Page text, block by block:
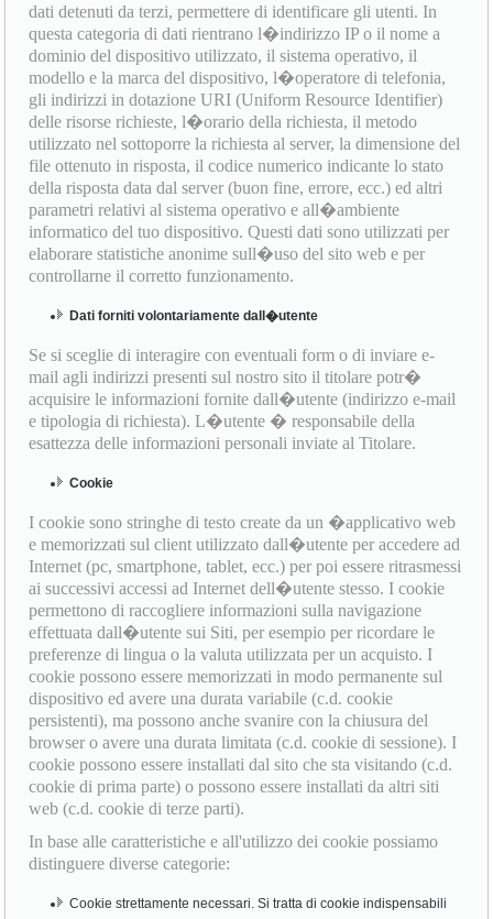
dati detenuti da terzi, permettere di identificare gli utenti. In
questa categoria di dati rientrano l�indirizzo IP o il nome a
dominio del dispositivo utilizzato, il sistema operativo, il
modello e la marca del dispositivo, l�operatore di telefonia,
gli indirizzi in dotazione URI (Uniform Resource Identifier)
delle risorse richieste, l�orario della richiesta, il metodo
utilizzato nel sottoporre la richiesta al server, la dimensione del
file ottenuto in risposta, il codice numerico indicante lo stato
della risposta data dal server (buon fine, errore, ecc.) ed altri
parametri relativi al sistema operativo e all�ambiente
informatico del tuo dispositivo. Questi dati sono utilizzati per
elaborare statistiche anonime sull�uso del sito web e per
controllarne il corretto funzionamento.
Dati forniti volontariamente dall�utente
Se si sceglie di interagire con eventuali form o di inviare e-
mail agli indirizzi presenti sul nostro sito il titolare potr�
acquisire le informazioni fornite dall�utente (indirizzo e-mail
e tipologia di richiesta). L�utente � responsabile della
esattezza delle informazioni personali inviate al Titolare.
Cookie
I cookie sono stringhe di testo create da un �applicativo web
e memorizzati sul client utilizzato dall�utente per accedere ad
Internet (pc, smartphone, tablet, ecc.) per poi essere ritrasmessi
ai successivi accessi ad Internet dell�utente stesso. I cookie
permettono di raccogliere informazioni sulla navigazione
effettuata dall�utente sui Siti, per esempio per ricordare le
preferenze di lingua o la valuta utilizzata per un acquisto. I
cookie possono essere memorizzati in modo permanente sul
dispositivo ed avere una durata variabile (c.d. cookie
persistenti), ma possono anche svanire con la chiusura del
browser o avere una durata limitata (c.d. cookie di sessione). I
cookie possono essere installati dal sito che sta visitando (c.d.
cookie di prima parte) o possono essere installati da altri siti
web (c.d. cookie di terze parti).
In base alle caratteristiche e all'utilizzo dei cookie possiamo
distinguere diverse categorie:
Cookie strettamente necessari. Si tratta di cookie indispensabili